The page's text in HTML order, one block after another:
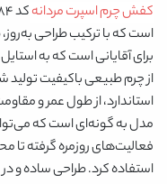
کفش چرم اسپرت مردانهکد 4484 از جمله محصولات باکیفیت برند
است که با ترکیب طراحی
برای آقایانی است که به
از چرم طبیعی باکیفیت تولید
استاندارد، از طول عمر و
مدل به گونه‌ای است که
فعالیت‌های روزمره گرفته تا
استفاده کرد. طراحی ساده و